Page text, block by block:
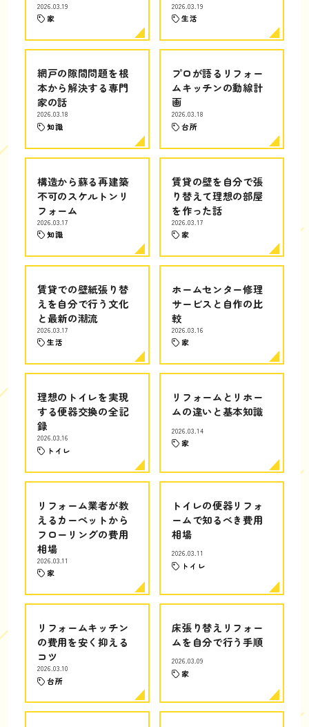
2026.03.19
家
2026.03.19
生活
網戸の隙間問題を根
本から解決する専門
家の話
2026.03.18
知識
プロが語るリフォー
ムキッチンの動線計
画
2026.03.18
台所
構造から蘇る再建築
不可のスケルトンリ
フォーム
2026.03.17
知識
賃貸の壁を自分で張
り替えて理想の部屋
を作った話
2026.03.17
家
賃貸での壁紙張り替
えを自分で行う文化
と最新の潮流
2026.03.17
生活
ホームセンター修理
サービスと自作の比
較
2026.03.16
家
理想のトイレを実現
する便器交換の全記
録
2026.03.16
トイレ
リフォームとリホー
ムの違いと基本知識
2026.03.14
家
リフォーム業者が教
えるカーペットから
フローリングの費用
相場
2026.03.11
家
トイレの便器リフォ
ームで知るべき費用
相場
2026.03.11
トイレ
リフォームキッチン
の費用を安く抑える
コツ
2026.03.10
台所
床張り替えリフォー
ムを自分で行う手順
2026.03.09
家